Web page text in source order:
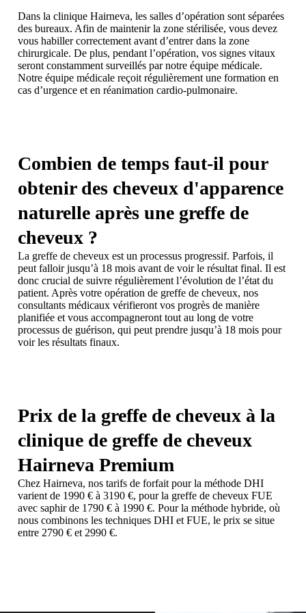
Dans la clinique Hairneva, les salles d’opération sont séparées
des bureaux. Afin de maintenir la zone stérilisée, vous devez
vous habiller correctement avant d’entrer dans la zone
chirurgicale. De plus, pendant l’opération, vos signes vitaux
seront constamment surveillés par notre équipe médicale.
Notre équipe médicale reçoit régulièrement une formation en
cas d’urgence et en réanimation cardio-pulmonaire.
Combien de temps faut-il pour
obtenir des cheveux d'apparence
naturelle après une greffe de
cheveux ?
La greffe de cheveux est un processus progressif. Parfois, il
peut falloir jusqu’à 18 mois avant de voir le résultat final. Il est
donc crucial de suivre régulièrement l’évolution de l’état du
patient. Après votre opération de greffe de cheveux, nos
consultants médicaux vérifieront vos progrès de manière
planifiée et vous accompagneront tout au long de votre
processus de guérison, qui peut prendre jusqu’à 18 mois pour
voir les résultats finaux.
Prix de la greffe de cheveux à la
clinique de greffe de cheveux
Hairneva Premium
Chez Hairneva, nos tarifs de forfait pour la méthode DHI
varient de 1990 € à 3190 €, pour la greffe de cheveux FUE
avec saphir de 1790 € à 1990 €. Pour la méthode hybride, où
nous combinons les techniques DHI et FUE, le prix se situe
entre 2790 € et 2990 €.